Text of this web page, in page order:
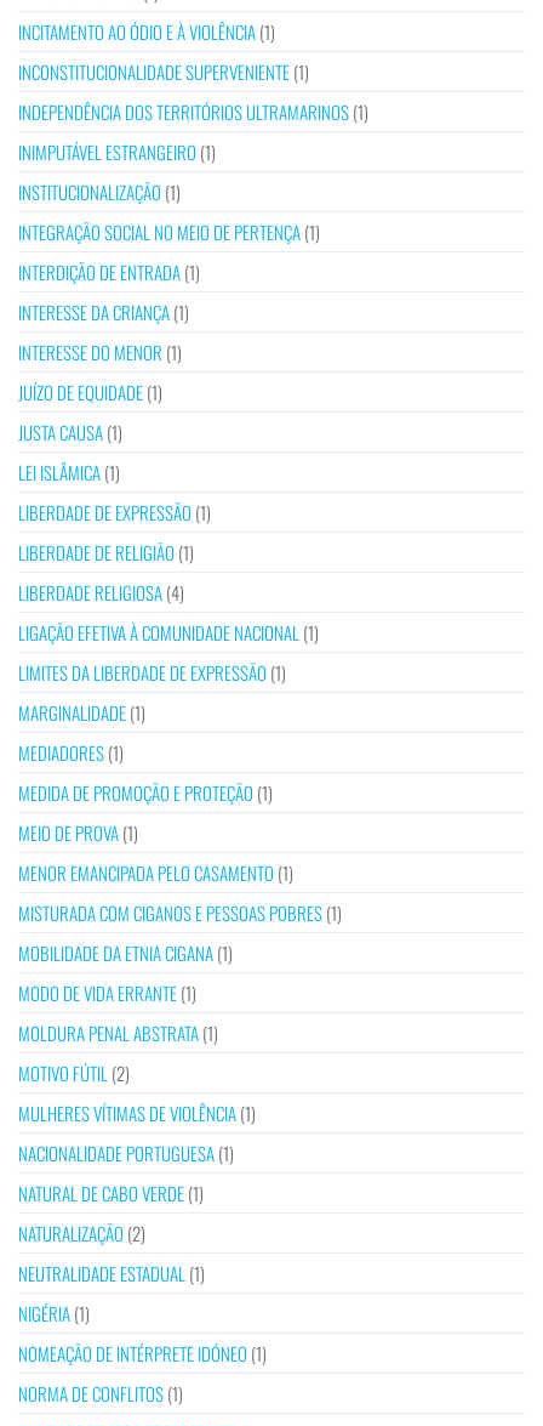
INCITAMENTO AO ÓDIO E À VIOLÊNCIA(1)
INCONSTITUCIONALIDADE SUPERVENIENTE(1)
INDEPENDÊNCIA DOS TERRITÓRIOS ULTRAMARINOS(1)
INIMPUTÁVEL ESTRANGEIRO (1)
INSTITUCIONALIZAÇÃO (1)
INTEGRAÇÃO SOCIAL NO MEIO DE PERTENÇA(1)
INTERDIÇÃO DE ENTRADA(1)
INTERESSE DA CRIANÇA(1)
INTERESSE DO MENOR (1)
JUÍZO DE EQUIDADE(1)
JUSTA CAUSA(1)
LEI ISLÂMICA(1)
LIBERDADE DE EXPRESSÃO (1)
LIBERDADE DE RELIGIÃO (1)
LIBERDADE RELIGIOSA(4)
LIGAÇÃO EFETIVA À COMUNIDADE NACIONAL (1)
LIMITES DA LIBERDADE DE EXPRESSÃO (1)
MARGINALIDADE(1)
MEDIADORES(1)
MEDIDA DE PROMOÇÃO E PROTEÇÃO (1)
MEIO DE PROVA(1)
MENOR EMANCIPADA PELO CASAMENTO (1)
MISTURADA COM CIGANOS E PESSOAS POBRES(1)
MOBILIDADE DA ETNIA CIGANA(1)
MODO DE VIDA ERRANTE(1)
MOLDURA PENAL ABSTRATA(1)
MOTIVO FÚTIL (2)
MULHERES VÍTIMAS DE VIOLÊNCIA(1)
NACIONALIDADE PORTUGUESA(1)
NATURAL DE CABO VERDE(1)
NATURALIZAÇÃO (2)
NEUTRALIDADE ESTADUAL (1)
NIGÉRIA(1)
NOMEAÇÃO DE INTÉRPRETE IDÓNEO (1)
NORMA DE CONFLITOS(1)